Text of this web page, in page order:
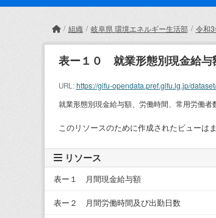
組織 岐阜県 環境エネルギー生活部 令和3
表ー１０ 就業形態別現金給与
URL:https://gifu-opendata.pref.gifu.lg.jp/
就業形態別現金給与額、労働時間、常用労働者
このリソースのために作成されたビューは
リソース
表ー１ 月間現金給与額
表ー２ 月間労働時間及び出勤日数